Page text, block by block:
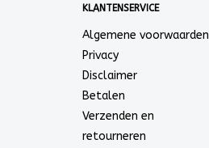
KLANTENSERVICE
Algemene voorwaarden
Privacy
Disclaimer
Betalen
Verzenden en
retourneren